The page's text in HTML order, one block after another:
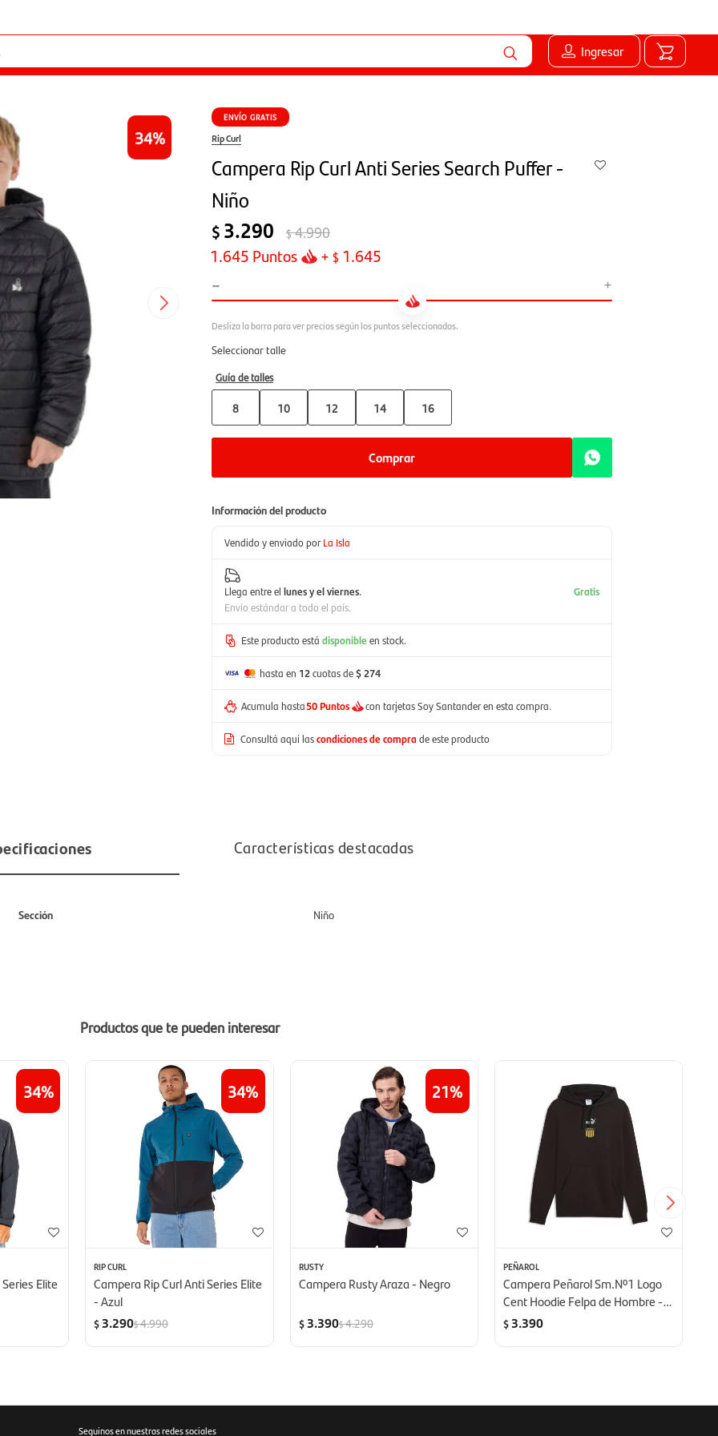
Ingresar
34
ENVÍO GRATIS
Rip Curl
Campera Rip Curl Anti Series Search Puffer -
Niño
$ 3.290 $4.990
1.645 Puntos + $ 1.645
- +
Seleccionar talle
Guía de talles
8 10 12 14 16
Comprar
Información del producto
Vendido y enviado por La Isla
Llega entre el lunes y el viernes.
Envío estándar a todo el país.
Gratis
Este producto está disponible en stock.
hasta en 12cuotas de$ 274
Acumula hasta50 Puntos con tarjetas Soy Santander en esta compra.
Consultá aquí lascondiciones de comprade este producto
Características destacadas
Sección Niño
Productos que te pueden interesar
34
Elite
34
RIP CURL
Campera Rip Curl Anti Series Elite
- Azul
$ 3.290$4.990
21
RUSTY
Campera Rusty Araza - Negro
$ 3.390$4.290
PEÑAROL
Campera Peñarol Sm.Nº1 Logo
Cent Hoodie Felpa de Hombre -
Negro
$ 3.390
Seguinos en nuestras redes sociales